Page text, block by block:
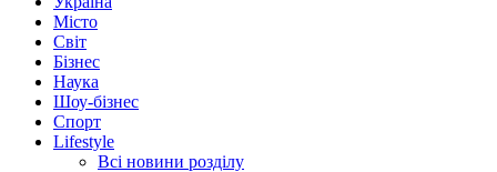
Місто
Світ
Бізнес
Наука
Шоу-бізнес
Спорт
Lifestyle
Всі новини розділу